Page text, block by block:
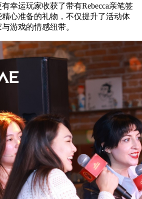
幸运玩家收获了带有Rebecca亲笔签
心准备的礼物，不仅提升了活动体
游戏的情感纽带。